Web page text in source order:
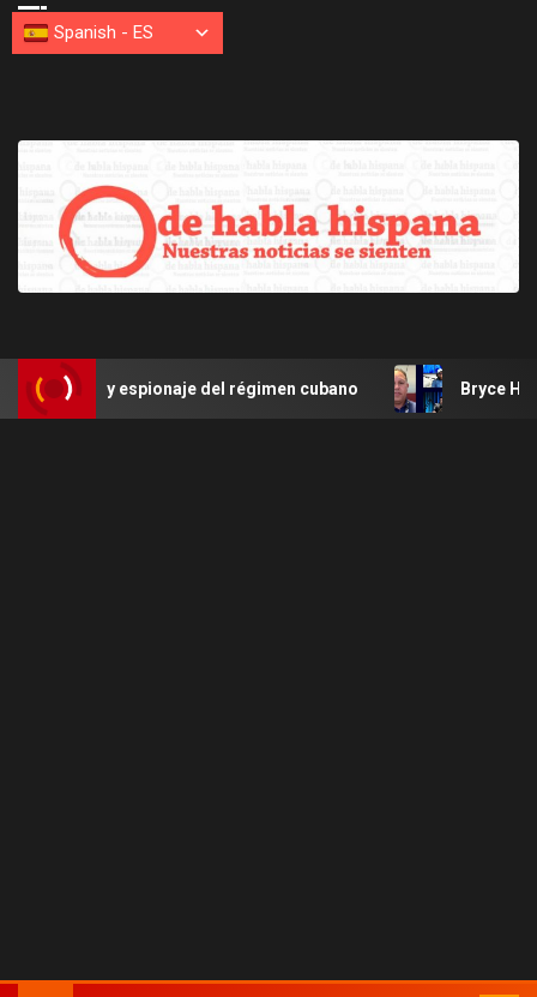
espionaje del régimen cubano Bryce Harper de
Spanish - ES